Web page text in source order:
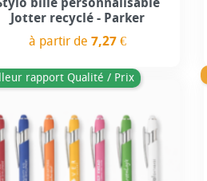
Jotter recyclé - Parker
à partir de7,27 €
rapport Qualité / Prix